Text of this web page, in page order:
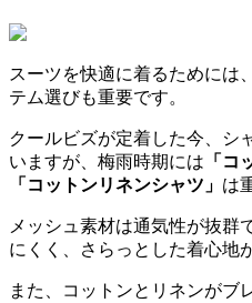
スーツを快適に着るためには
テム選びも重要です。
クールビズが定着した今、シ
いますが、梅雨時期には 「コ
「コットンリネンシャツ」 は
メッシュ素材は通気性が抜群
にくく、さらっとした着心地
また、コットンとリネンがブ